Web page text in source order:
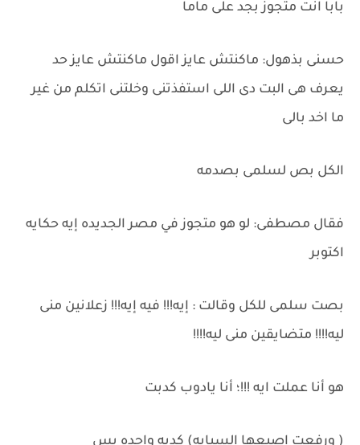
بابا انت متجوز بجد على ماما
حسنى بذهول: ماكنتش عايز اقول ماكنتش عايز حد
يعرف هى البت دى اللى استفذتنى وخلتنى اتكلم من غير
ما اخد بالى
الكل بص لسلمى بصدمه
فقال مصطفى: لو هو متجوز في مصر الجديده إيه حكايه
اكتوبر
بصت سلمى للكل وقالت : إيه!!! فيه إيه!!! زعلانين منى
ليه!!!! متضايقين منى ليه!!!!
هو أنا عملت ايه !!!؛ أنا يادوب كدبت
( ورفعت اصبعها السبابه) كدبه واحده بس